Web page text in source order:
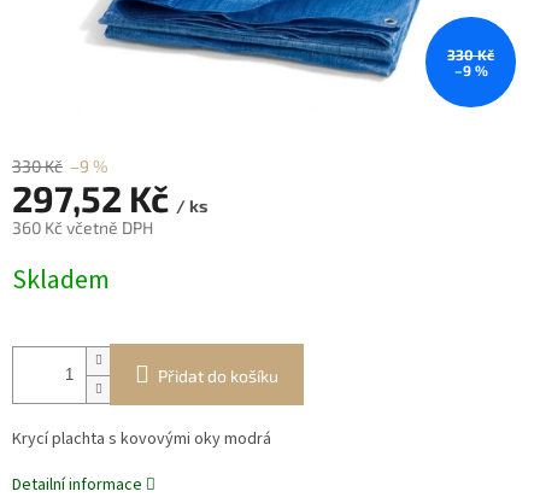
330 Kč
–9 %
330 Kč –9 %
297,52 Kč / ks
360 Kč včetně DPH
cena:
Skladem
Přidat do košíku
Krycí plachta s kovovými oky modrá
Detailní informace